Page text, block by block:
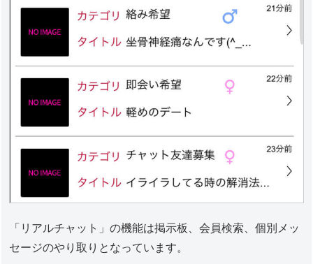
「リアルチャット」の機能は掲示板、会員検索、個別メッ
セージのやり取りとなっています。